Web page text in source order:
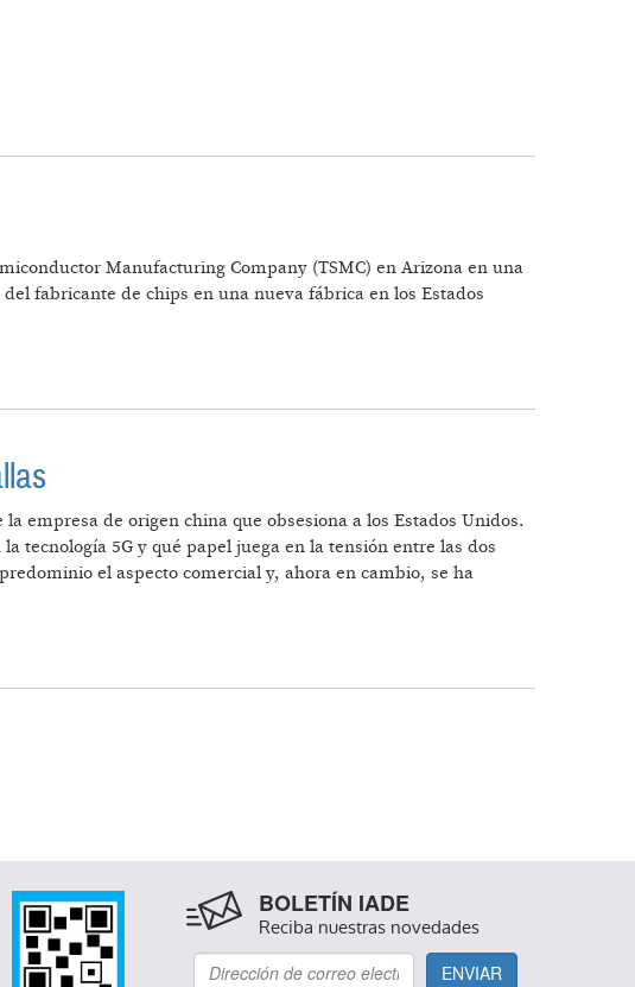
Manufacturing Company (TSMC) en Arizona en una
fabricante de chips en una nueva fábrica en los Estados
empresa de origen china que obsesiona a los Estados Unidos.
tecnología 5G y qué papel juega en la tensión entre las dos
el aspecto comercial y, ahora en cambio, se ha
BOLETÍN IADE
Reciba nuestras novedades
ENVIAR